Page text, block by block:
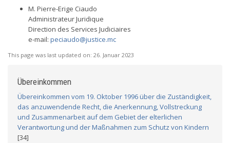
M. Pierre-Erige Ciaudo
Administrateur Juridique
Direction des Services Judiciaires
e-mail: peciaudo@justice.mc
This page was last updated on: 26. Januar 2023
Übereinkommen
Übereinkommen vom 19. Oktober 1996 über die Zuständigkeit,
das anzuwendende Recht, die Anerkennung, Vollstreckung
und Zusammenarbeit auf dem Gebiet der elterlichen
Verantwortung und der Maßnahmen zum Schutz von Kindern
[34]